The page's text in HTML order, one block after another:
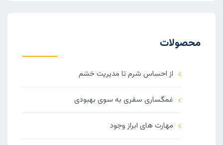
محصولات
از احساس شرم تا مدیریت خشم
غمگساری سفری به سوی بهبودی
مهارت های ابراز وجود